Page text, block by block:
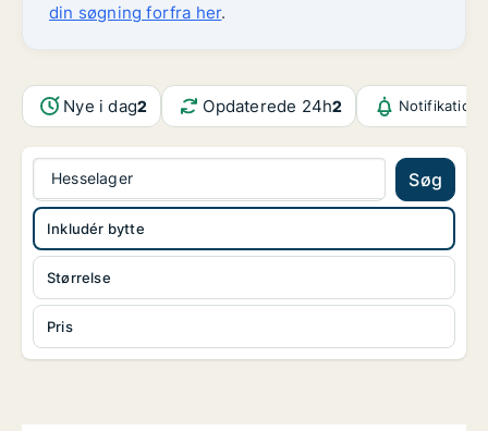
din søgning forfra her.
Nye i dag2 Opdaterede 24h2
Hesselager Søg
Størrelse
Pris
Inkludér bytte